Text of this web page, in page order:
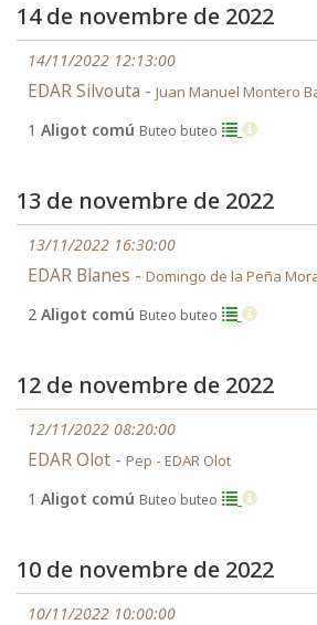
14 de novembre de 2022
14/11/2022 12:13:00
EDAR Silvouta - Juan Manuel Montero
1 Aligot comú Buteo buteo
13 de novembre de 2022
13/11/2022 16:30:00
EDAR Blanes - Domingo de la Peña
2 Aligot comú Buteo buteo
12 de novembre de 2022
12/11/2022 08:20:00
EDAR Olot - Pep - EDAR Olot
1 Aligot comú Buteo buteo
10 de novembre de 2022
10/11/2022 10:00:00